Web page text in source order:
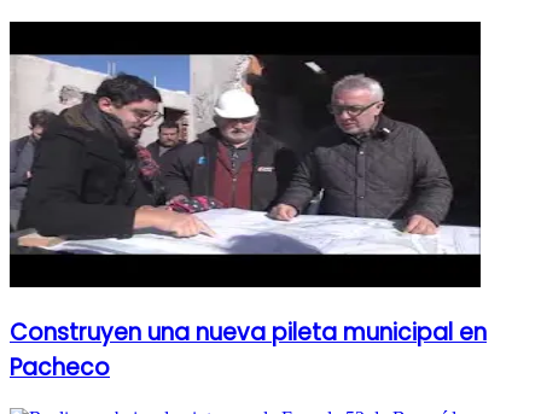
Construyen una nueva pileta municipal en
Pacheco